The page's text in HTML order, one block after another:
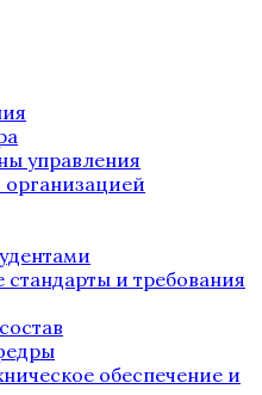
управления
организацией
стандарты и требования
обеспечение и